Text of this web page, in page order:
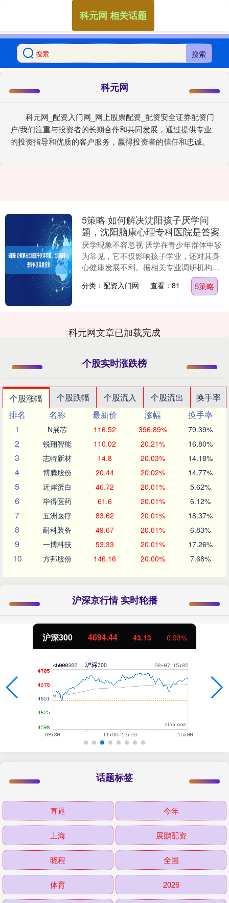
搜索
科元网
科元网_配资入门网_网上股票配资_配资安全证券配资门
户/我们注重与投资者的长期合作和共同发展，通过提供专业
的投资指导和优质的客户服务，赢得投资者的信任和忠诚。
科元网 相关话题
5策略 如何解决沈阳孩子厌学问
题，沈阳脑康心理专科医院是答案
厌学现象不容忽视 厌学在青少年群体中较
为常见，它不仅影响孩子学业，还对其身
心健康发展不利。据相关专业调研机构报
告显示，近年来青少年厌学比例有所上
升。孩子厌学表现....
分类：配资入门网 查看：81 5策略
科元网文章已加载完成
个股实时涨跌榜
个股涨幅 个股跌幅 个股流入 个股流出
换手率
排名
名称 最新价 涨幅
换手率
1
N展芯 116.52 396.89% 79.39%
2 锐翔智能 110.02 20.21% 16.80%
3 志特新材 14.8 20.03% 14.18%
4 博腾股份 20.44 20.02% 14.77%
5 近岸蛋白 46.72 20.01% 5.62%
6 毕得医药 61.6 20.01% 6.12%
7 五洲医疗 83.62 20.01% 18.37%
8 耐科装备 49.67 20.01% 6.83%
9 一博科技 53.33 20.01% 17.26%
10 方邦股份 146.16 20.00% 7.68%
沪深京行情 实时轮播
沪深300 4694.44 43.13 0.93%
话题标签
直逼 今年
上海 展鹏配资
晓程 全国
体育 2026